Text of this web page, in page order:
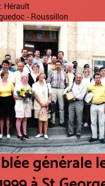
Hérault
- Roussillon
générale